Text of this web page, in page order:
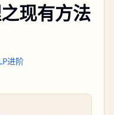
现有方法
进阶